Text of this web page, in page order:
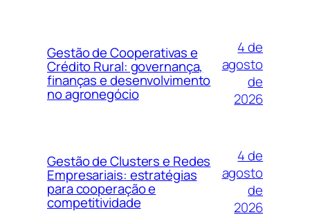
Gestão de Cooperativas e
Crédito Rural: governança,
finanças e desenvolvimento
no agronegócio
4 de
agosto
de
2026
Gestão de Clusters e Redes
Empresariais: estratégias
para cooperação e
competitividade
4 de
agosto
de
2026